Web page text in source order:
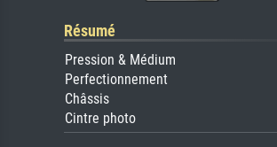
Résumé
Pression & Médium
Perfectionnement
Châssis
Cintre photo